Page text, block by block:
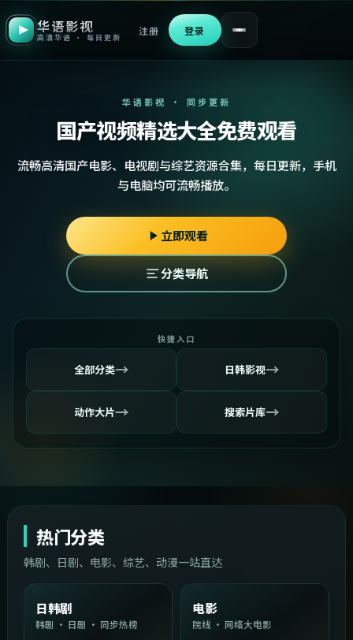
华语影视
高清华语 · 每日更新
注册 登录
华语影视 · 同步更新
国产视频精选大全免费观看
流畅高清国产电影、电视剧与综艺资源合集，每日更新，手机
与电脑均可流畅播放。
立即观看
分类导航
快捷入口
全部分类→ 日韩影视→
动作大片→ 搜索片库→
热门分类
韩剧、日剧、电影、综艺、动漫一站直达
日韩剧
韩剧 · 日剧 · 同步热榜
电影
院线 · 网络大电影